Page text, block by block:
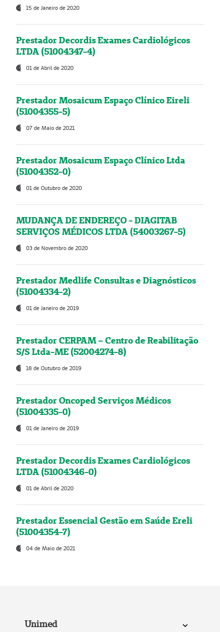
15 de Janeiro de 2020
Prestador Decordis Exames Cardiológicos
LTDA (51004347-4)
01 de Abril de 2020
Prestador Mosaicum Espaço Clínico Eireli
(51004355-5)
07 de Maio de 2021
Prestador Mosaicum Espaço Clínico Ltda
(51004352-0)
01 de Outubro de 2020
MUDANÇA DE ENDEREÇO - DIAGITAB
SERVIÇOS MÉDICOS LTDA (54003267-5)
03 de Novembro de 2020
Prestador Medlife Consultas e Diagnósticos
(51004334-2)
01 de Janeiro de 2019
Prestador CERPAM – Centro de Reabilitação
S/S Ltda-ME (52004274-8)
18 de Outubro de 2019
Prestador Oncoped Serviços Médicos
(51004335-0)
01 de Janeiro de 2019
Prestador Decordis Exames Cardiológicos
LTDA (51004346-0)
01 de Abril de 2020
Prestador Essencial Gestão em Saúde Ereli
(51004354-7)
04 de Maio de 2021
Unimed